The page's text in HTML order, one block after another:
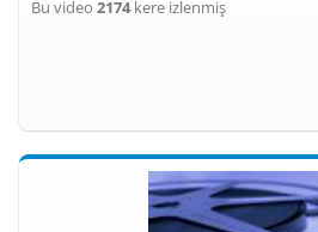
Bu video 2174kere izlenmiş